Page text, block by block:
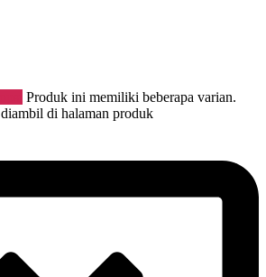
Produk ini memiliki beberapa varian.
di halaman produk